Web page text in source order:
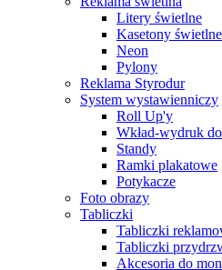
Litery świetlne
Kasetony świetlne
Neon
Pylony
Reklama Styrodur
System wystawienniczy
Roll Up'y
Wkład-wydruk
Standy
Ramki plakatowe
Potykacze
Foto obrazy
Tabliczki
Tabliczki
Tabliczki
Akcesoria do